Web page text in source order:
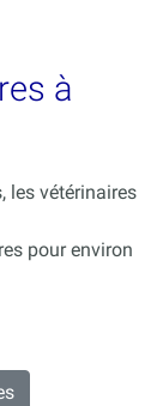
à
les vétérinaires
pour environ